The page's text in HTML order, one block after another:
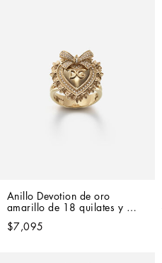
Anillo Devotion de oro
amarillo de 18 quilates y
$7,095